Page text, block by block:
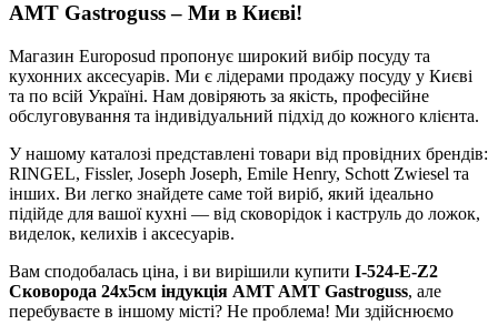
AMT Gastroguss – Ми в Києві!
Магазин Europosud пропонує широкий вибір посуду та
кухонних аксесуарів. Ми є лідерами продажу посуду у Києві
та по всій Україні. Нам довіряють за якість, професійне
обслуговування та індивідуальний підхід до кожного клієнта.
У нашому каталозі представлені товари від провідних брендів:
RINGEL, Fissler, Joseph Joseph, Emile Henry, Schott Zwiesel та
інших. Ви легко знайдете саме той виріб, який ідеально
підійде для вашої кухні — від сковорідок і каструль до ложок,
виделок, келихів і аксесуарів.
Вам сподобалась ціна, і ви вирішили купити I-524-E-Z2
Сковорода 24х5см індукція AMT AMT Gastroguss, але
перебуваєте в іншому місті? Не проблема! Ми здійснюємо